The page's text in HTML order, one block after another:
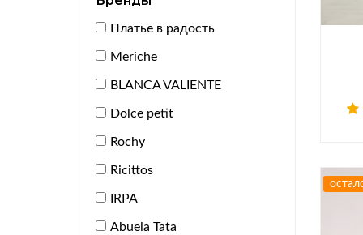
Платье в радость
Meriche
BLANCA VALIENTE
Dolce petit
Rochy
Ricittos
IRPA
Abuela Tata